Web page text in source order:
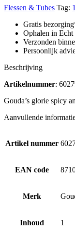
Flessen & Tubes Tag:
Gratis
Ophalen in
Verzonden
Persoonlijk
Beschrijving
Artikelnummer:
Gouda’s glorie spicy
Aanvullende
Artikel nummer
EAN code
Merk
Inhoud 1